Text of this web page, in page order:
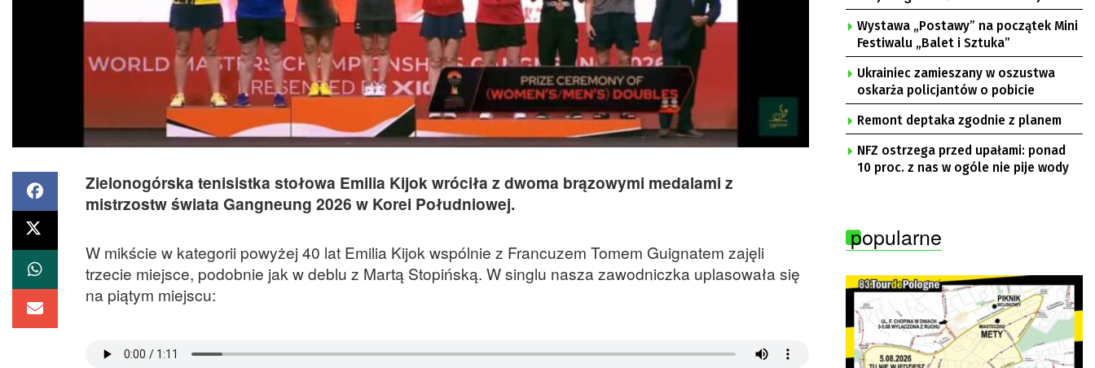
Zielonogórska tenisistka stołowa Emilia Kijok wróciła z dwoma brązowymi medalami z
mistrzostw świata Gangneung 2026 w Korei Południowej.
W mikście w kategorii powyżej 40 lat Emilia Kijok wspólnie z Francuzem Tomem Guignatem zajęli
trzecie miejsce, podobnie jak w deblu z Martą Stopińską. W singlu nasza zawodniczka uplasowała się
na piątym miejscu:
Wystawa „Postawy” na początek Mini
Festiwalu „Balet i Sztuka”
Ukrainiec zamieszany w oszustwa
oskarża policjantów o pobicie
Remont deptaka zgodnie z planem
NFZ ostrzega przed upałami: ponad
10 proc. z nas w ogóle nie pije wody
popularne